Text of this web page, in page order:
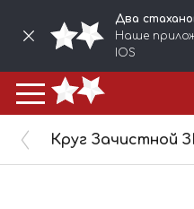
Два
Наше
IOS